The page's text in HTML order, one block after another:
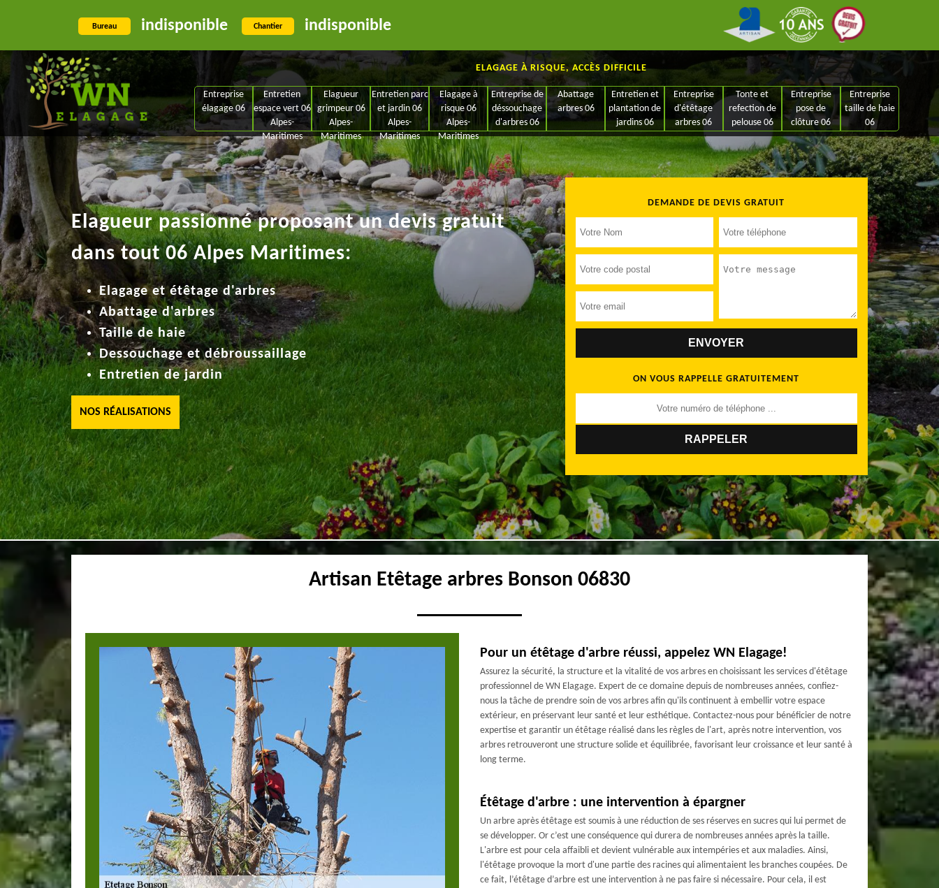
Bureau indisponible Chantier indisponible
ELAGAGE À RISQUE, ACCÈS DIFFICILE
Entreprise
élagage 06
Entretien
espace vert 06
Alpes-
Maritimes
Elagueur
grimpeur 06
Alpes-
Maritimes
Entretien parc
et jardin 06
Alpes-
Maritimes
Elagage à
risque 06
Alpes-
Maritimes
Entreprise de
déssouchage
d'arbres 06
Abattage
arbres 06
Entretien et
plantation de
jardins 06
Entreprise
d'étêtage
arbres 06
Tonte et
refection de
pelouse 06
Entreprise
pose de
clôture 06
Entreprise
taille de haie
06
DEMANDE DE DEVIS GRATUIT
ON VOUS RAPPELLE GRATUITEMENT
Elagueur passionné proposant un devis gratuit
dans tout 06 Alpes Maritimes:
Elagage et étêtage d'arbres
Abattage d'arbres
Taille de haie
Dessouchage et débroussaillage
Entretien de jardin
NOS RÉALISATIONS
Artisan Etêtage arbres Bonson 06830
Pour un étêtage d'arbre réussi, appelez WN Elagage!
Assurez la sécurité, la structure et la vitalité de vos arbres en choisissant les services d'étêtage
professionnel de WN Elagage. Expert de ce domaine depuis de nombreuses années, confiez-
nous la tâche de prendre soin de vos arbres afin qu'ils continuent à embellir votre espace
extérieur, en préservant leur santé et leur esthétique. Contactez-nous pour bénéficier de notre
expertise et garantir un étêtage réalisé dans les règles de l'art, après notre intervention, vos
arbres retrouveront une structure solide et équilibrée, favorisant leur croissance et leur santé à
long terme.
Étêtage d'arbre : une intervention à épargner
Un arbre après étêtage est soumis à une réduction de ses réserves en sucres qui lui permet de
se développer. Or c’est une conséquence qui durera de nombreuses années après la taille.
L'arbre est pour cela affaibli et devient vulnérable aux intempéries et aux maladies. Ainsi,
l'étêtage provoque la mort d'une partie des racines qui alimentaient les branches coupées. De
ce fait, l’étêtage d’arbre est une intervention à ne pas faire si nécessaire. Pour cela, il est